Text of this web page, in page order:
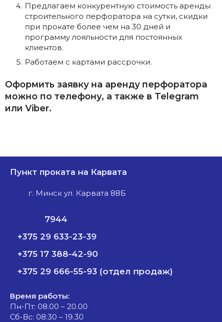
Предлагаем конкурентную стоимость аренды
строительного перфоратора на сутки, скидки
при прокате более чем на 30 дней и
программу лояльности для постоянных
клиентов.
Работаем с картами рассрочки.
Оформить заявку на аренду перфоратора
можно по телефону, а также в Telegram
или Viber.
Пункт проката на Карвата
г. Минск ул. Карвата 88Б
7944
+375 29 633-23-39
+375 17 388-42-90
+375 29 666-55-93 (отдел продаж)
Время работы:
Пн-Пт: 08.00 – 20.00
Сб-Вс: 08:30 – 19.30